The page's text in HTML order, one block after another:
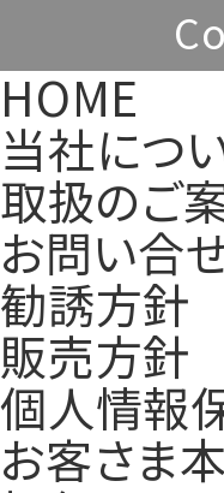
HOME
当社につ
取扱のご
お問い合
勧誘方針
販売方針
個人情報
お客さま